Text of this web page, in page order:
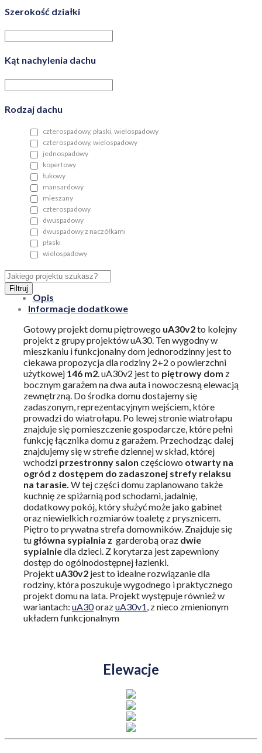
Szerokość działki
Kąt nachylenia dachu
Rodzaj dachu
czterospadowy, płaski, wielospadowy
czterospadowy, wielospadowy
jednospadowy
kopertowy
łukowy
mansardowy
mieszany
czterospadowy
dwuspadowy
dwuspadowy z naczółkami
płaski
wielospadowy
Filtruj
Opis
Informacje dodatkowe
Gotowy projekt domu piętrowego uA30v2to kolejny
projekt z grupy projektów uA30. Ten wygodny w
mieszkaniu i funkcjonalny dom jednorodzinny jest to
ciekawa propozycja dla rodziny 2+2 o powierzchni
użytkowej 146 m2. uA30v2 jest to piętrowy dom z
bocznym garażem na dwa auta i nowoczesną elewacją
zewnętrzną. Do środka domu dostajemy się
zadaszonym, reprezentacyjnym wejściem, które
prowadzi do wiatrołapu. Po lewej stronie wiatrołapu
znajduje się pomieszczenie gospodarcze, które pełni
funkcję łącznika domu z garażem. Przechodząc dalej
znajdujemy się w strefie dziennej w skład, której
wchodzi przestronny salon częściowo otwarty na
ogród z dostępem do zadaszonej strefy relaksu
na tarasie. W tej części domu zaplanowano także
kuchnię ze spiżarnią pod schodami, jadalnię,
dodatkowy pokój, który służyć może jako gabinet
oraz niewielkich rozmiarów toaletę z prysznicem.
Piętro to prywatna strefa domowników. Znajduje się
tu główna sypialnia z garderobą oraz dwie
sypialniedla dzieci. Z korytarza jest zapewniony
dostęp do ogólnodostępnej łazienki.
Projekt uA30v2 jest to idealne rozwiązanie dla
rodziny, która poszukuje wygodnego i praktycznego
projekt domu na lata. Projekt występuje również w
wariantach: uA30orazuA30v1, z nieco zmienionym
układem funkcjonalnym
Elewacje